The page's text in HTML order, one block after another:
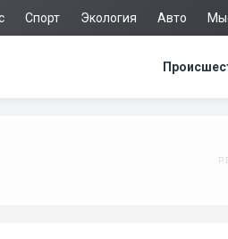
Спорт Экология Авто